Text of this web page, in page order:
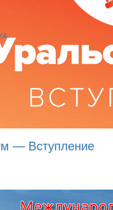
— Вступление